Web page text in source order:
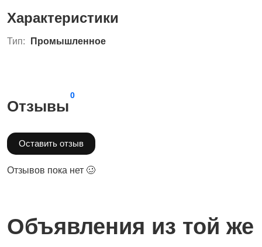
Характеристики
Тип: Промышленное
Отзывы
0
Оставить отзыв
Отзывов пока нет 🥴
Объявления из той же